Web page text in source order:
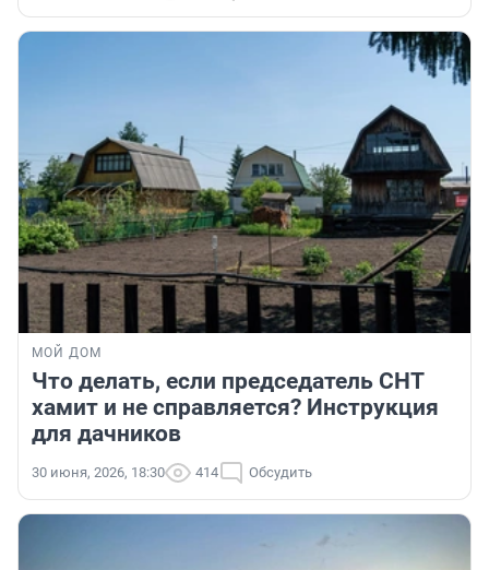
МОЙ ДОМ
Что делать, если председатель СНТ
хамит и не справляется? Инструкция
для дачников
30 июня, 2026, 18:30 414 Обсудить